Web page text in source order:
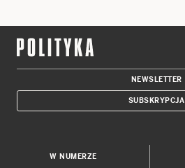
NEWSLETTER
SUBSKRYPCJA
W NUMERZE